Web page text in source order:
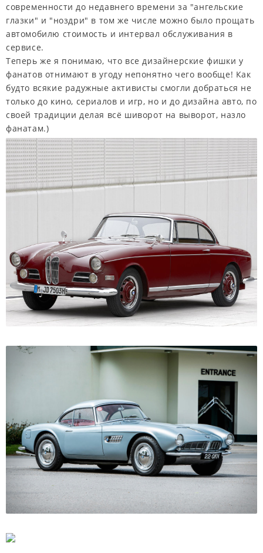
современности до недавнего времени за "ангельские
глазки" и "ноздри" в том же числе можно было прощать
автомобилю стоимость и интервал обслуживания в
сервисе.
Теперь же я понимаю, что все дизайнерские фишки у
фанатов отнимают в угоду непонятно чего вообще! Как
будто всякие радужные активисты смогли добраться не
только до кино, сериалов и игр, но и до дизайна авто, по
своей традиции делая всё шиворот на выворот, назло
фанатам.)